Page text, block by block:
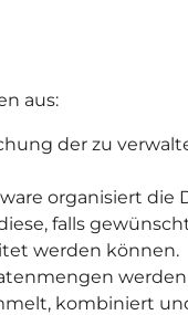
aus:
der zu
organisiert die
falls
werden können.
kombiniert